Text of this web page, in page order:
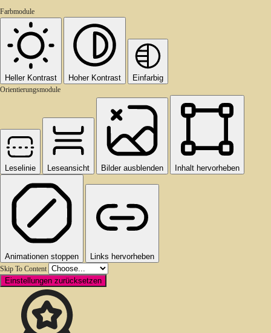
Farbmodule
Heller Kontrast Hoher Kontrast Einfarbig
Orientierungsmodule
Leselinie Leseansicht Bilder ausblenden Inhalt hervorheben
Animationen stoppen Links hervorheben
Skip To Content
Einstellungen zurücksetzen